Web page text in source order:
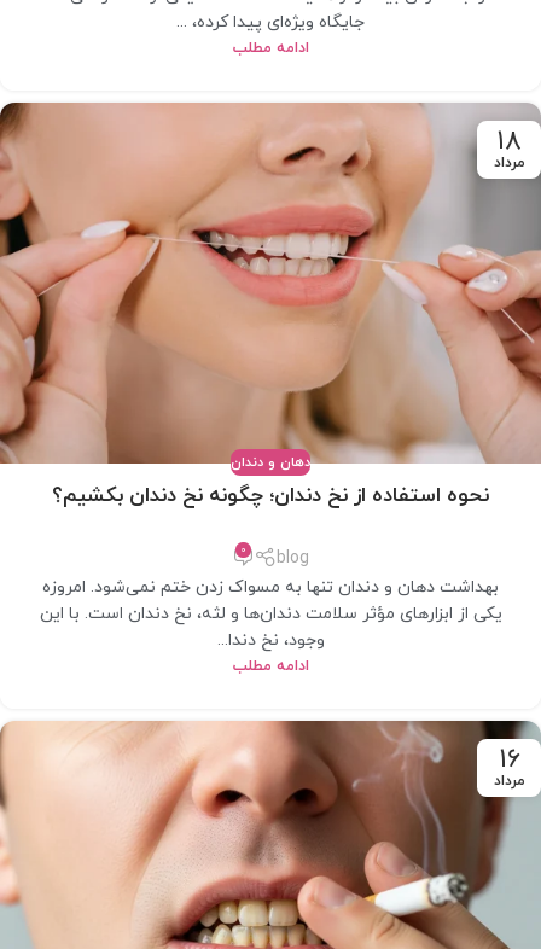
جایگاه ویژه‌ای پیدا کرده، ...
ادامه مطلب
18
مرداد
دهان و دندان
نحوه استفاده از نخ دندان؛ چگونه نخ دندان بکشیم؟
blog
0
بهداشت دهان و دندان تنها به مسواک زدن ختم نمی‌شود. امروزه
یکی از ابزارهای مؤثر سلامت دندان‌ها و لثه، نخ دندان است. با این
وجود، نخ دندا...
ادامه مطلب
16
مرداد